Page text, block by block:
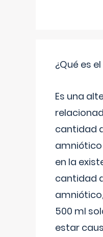
¿Qué es
Es una
cantidad
en la
cantidad
500 ml
estar